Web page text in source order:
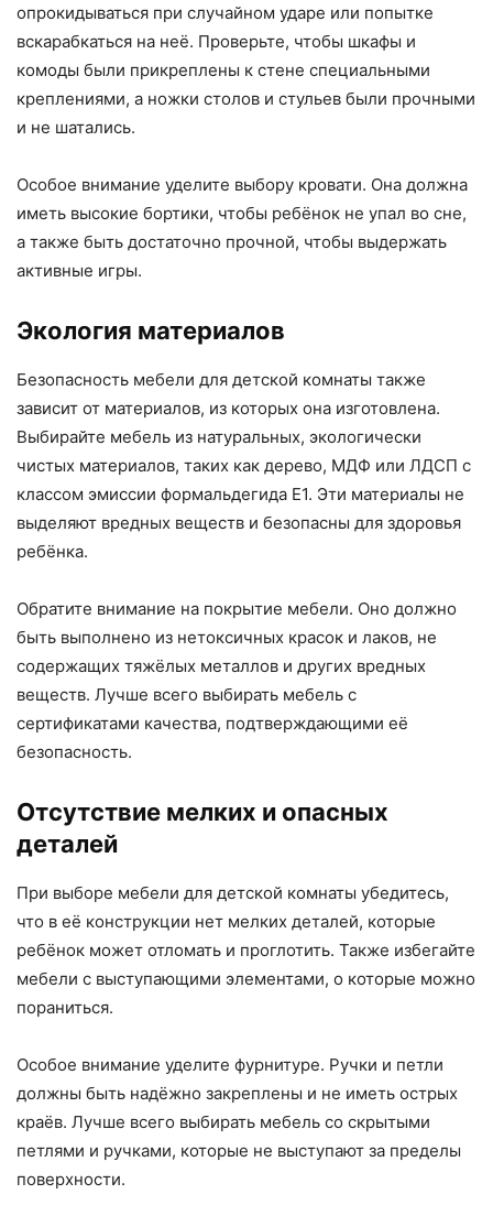
опрокидываться при случайном ударе или попытке
вскарабкаться на неё. Проверьте, чтобы шкафы и
комоды были прикреплены к стене специальными
креплениями, а ножки столов и стульев были прочными
и не шатались.
Особое внимание уделите выбору кровати. Она должна
иметь высокие бортики, чтобы ребёнок не упал во сне,
а также быть достаточно прочной, чтобы выдержать
активные игры.
Экология материалов
Безопасность мебели для детской комнаты также
зависит от материалов, из которых она изготовлена.
Выбирайте мебель из натуральных, экологически
чистых материалов, таких как дерево, МДФ или ЛДСП с
классом эмиссии формальдегида Е1. Эти материалы не
выделяют вредных веществ и безопасны для здоровья
ребёнка.
Обратите внимание на покрытие мебели. Оно должно
быть выполнено из нетоксичных красок и лаков, не
содержащих тяжёлых металлов и других вредных
веществ. Лучше всего выбирать мебель с
сертификатами качества, подтверждающими её
безопасность.
Отсутствие мелких и опасных
деталей
При выборе мебели для детской комнаты убедитесь,
что в её конструкции нет мелких деталей, которые
ребёнок может отломать и проглотить. Также избегайте
мебели с выступающими элементами, о которые можно
пораниться.
Особое внимание уделите фурнитуре. Ручки и петли
должны быть надёжно закреплены и не иметь острых
краёв. Лучше всего выбирать мебель со скрытыми
петлями и ручками, которые не выступают за пределы
поверхности.